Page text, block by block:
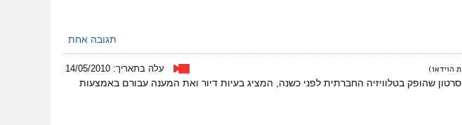
תגובה אחת
הוידאו) עלה בתאריך: 14/05/2010
שהופק בטלוויזיה החברתית לפני כשנה, המציג בעיות דיור ואת המענה עבורם באמצעות